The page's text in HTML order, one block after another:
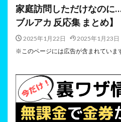
家庭訪問しただけなのに
ブルアカ 反応集 まとめ】
2025年1月22日 2025年1月23日
※このページには広告が含まれていま